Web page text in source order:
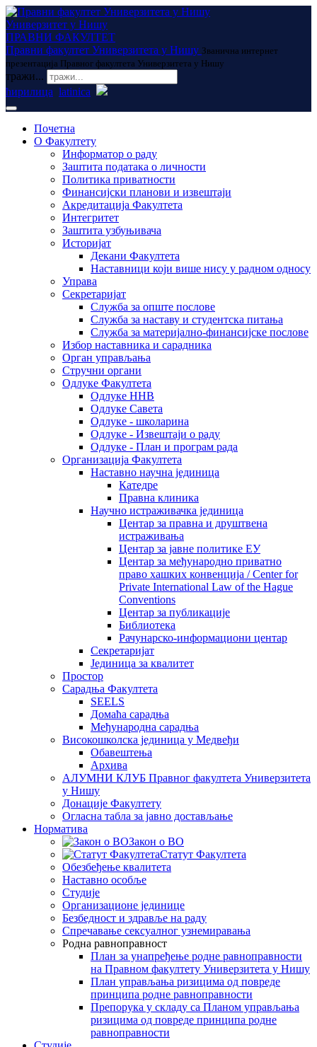
Универзитет у Нишу
ПРАВНИ ФАКУЛТЕТ
Правни факултет Универзитета у Нишу Званична интернет
презентација Правног факултета Универзитета у Нишу
тражи...
ћирилица latinica
Почетна
О Факултету
Информатор о раду
Заштита података о личности
Политика приватности
Финансијски планови и извештаји
Акредитација Факултета
Интегритет
Заштита узбуњивача
Историјат
Декани Факултета
Наставници који више нису у радном односу
Управа
Секретаријат
Служба за опште послове
Служба за наставу и студентска питања
Служба за материјално-финансијске послове
Избор наставника и сарадника
Oрган управљања
Стручни органи
Одлуке Факултета
Одлуке ННВ
Одлуке Савета
Одлуке - школарина
Одлуке - Извештаји о раду
Одлуке - План и програм рада
Организација Факултета
Наставно научна јединица
Катедре
Правна клиника
Научно истраживачка јединица
Центар за правна и друштвена
истраживања
Центар за јавне политике ЕУ
Центар за међународно приватно
право хашких конвенција / Center for
Private International Law of the Hague
Conventions
Центар за публикације
Библиотека
Рачунарско-информациони центар
Секретаријат
Јединица за квалитет
Простор
Сарадња Факултета
SEELS
Домаћа сарадња
Међународна сарадња
Високошколска јединица у Медвеђи
Обавештења
Архива
АЛУМНИ КЛУБ Правног факултета Универзитета
у Нишу
Донације Факултету
Огласна табла за јавно достављање
Норматива
Закон о ВО
Статут Факултета
Обезбеђење квалитета
Наставно особље
Студије
Организационе јединице
Безбедност и здравље на раду
Спречавање сексуалног узнемиравања
Родна равноправност
План за унапређење родне равноправности
на Правном факултету Универзитета у Нишу
План управљања ризицима од повреде
принципа родне равноправности
Препорука у складу са Планом управљања
ризицима од повреде принципа родне
равноправности